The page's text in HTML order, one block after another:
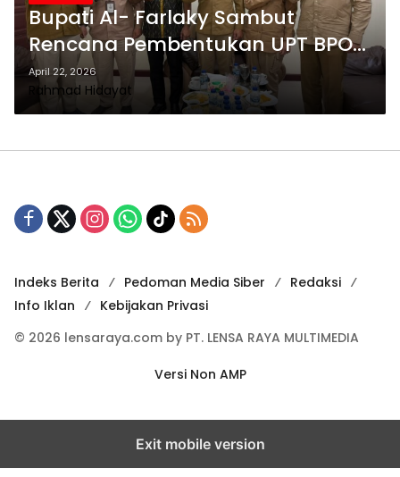
Bupati Al- Farlaky Sambut
Rencana Pembentukan UPT BPOM
di Aceh Timur
April 22, 2026
Rahmad Hidayat
Indeks Berita Pedoman Media Siber
Redaksi
Info Iklan
Kebijakan Privasi
© 2026 lensaraya.com by PT. LENSA RAYA MULTIMEDIA
Versi Non AMP
Exit mobile version